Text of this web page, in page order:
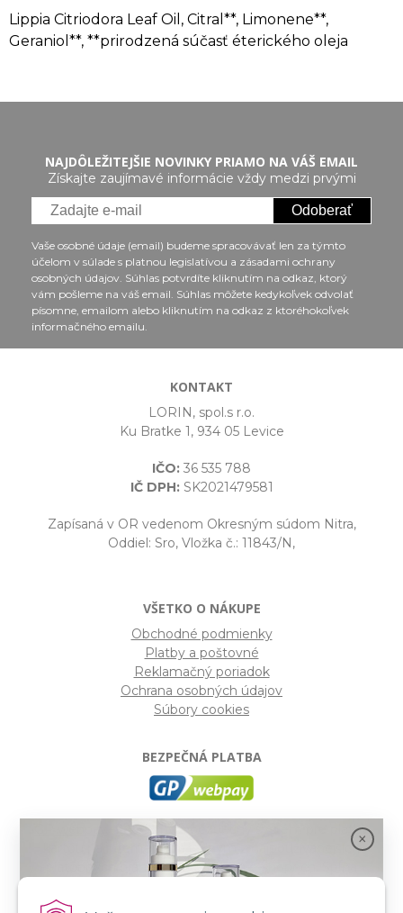
Lippia Citriodora Leaf Oil, Citral**, Limonene**,
Geraniol**, **prirodzená súčasť éterického oleja
NAJDÔLEŽITEJŠIE NOVINKY PRIAMO NA VÁŠ EMAIL
Získajte zaujímavé informácie vždy medzi prvými
Odoberať
Vaše osobné údaje (email) budeme spracovávať len za týmto
účelom v súlade s platnou legislatívou a zásadami ochrany
osobných údajov. Súhlas potvrdíte kliknutím na odkaz, ktorý
vám pošleme na váš email. Súhlas môžete kedykoľvek odvolať
písomne, emailom alebo kliknutím na odkaz z ktoréhokoľvek
informačného emailu.
KONTAKT
LORIN, spol.s r.o.
Ku Bratke 1, 934 05 Levice
IČO: 36 535 788
IČ DPH:SK2021479581
Zapísaná v OR vedenom Okresným súdom Nitra,
Oddiel: Sro, Vložka č.: 11843/N,
VŠETKO O NÁKUPE
Obchodné podmienky
Platby a poštovné
Reklamačný poriadok
Ochrana osobných údajov
Súbory cookies
BEZPEČNÁ PLATBA
- Moderný a bezpečný systém pre platby
kartou na internete. Je jedným z najpoužívanejších
platobných brán na slovenských e-shopoch. Spĺňa